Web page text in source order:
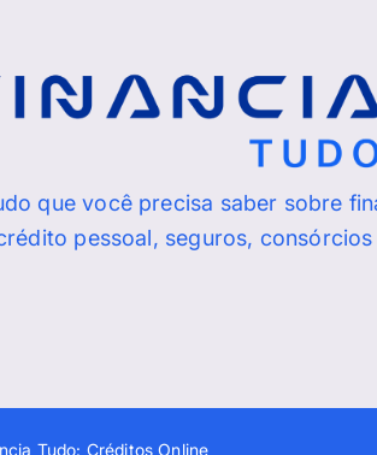
que você precisa saber sobre
pessoal, seguros,
Tudo: Créditos Online